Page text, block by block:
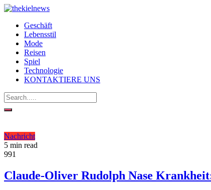
Geschäft
Lebensstil
Mode
Reisen
Spiel
Technologie
KONTAKTIERE UNS
Nachricht
5 min read
991
Claude-Oliver Rudolph Nase